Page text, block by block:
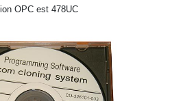
OPC est 478UC